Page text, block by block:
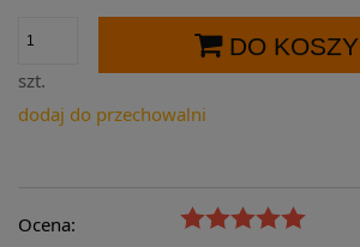
szt.
DO
dodaj do przechowalni
Ocena: